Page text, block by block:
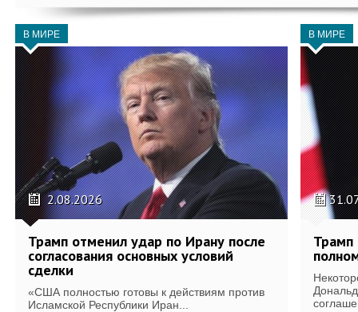
В МИРЕ
2.08.2026
Трамп отменил удар по Ирану после
согласования основных условий
сделки
«США полностью готовы к действиям против
Исламской Республики Иран...
В МИРЕ
Трамп